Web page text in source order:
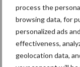
process the
browsing data, for
personalized ads
effectiveness,
geolocation data,
Maximale
Tien dagen voordat
maximaal en de